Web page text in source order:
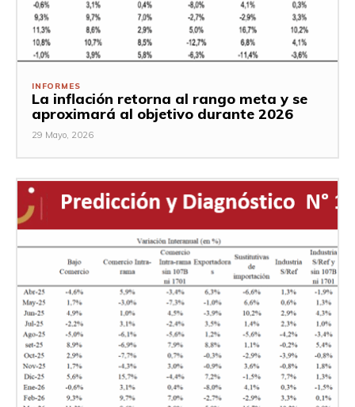
INFORMES
La inflación retorna al rango meta y se
aproximará al objetivo durante 2026
29 Mayo, 2026